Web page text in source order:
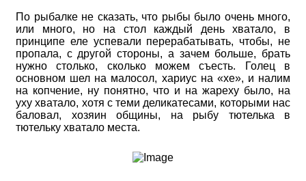
По рыбалке не сказать, что рыбы было очень много,
или много, но на стол каждый день хватало, в
принципе еле успевали перерабатывать, чтобы, не
пропала, с другой стороны, а зачем больше, брать
нужно столько, сколько можем съесть. Голец в
основном шел на малосол, хариус на «хе», и налим
на копчение, ну понятно, что и на жареху было, на
уху хватало, хотя с теми деликатесами, которыми нас
баловал, хозяин общины, на рыбу тютелька в
тютельку хватало места.